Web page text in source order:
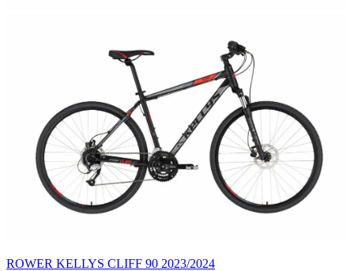
ROWER KELLYS CLIFF 90 2023/2024